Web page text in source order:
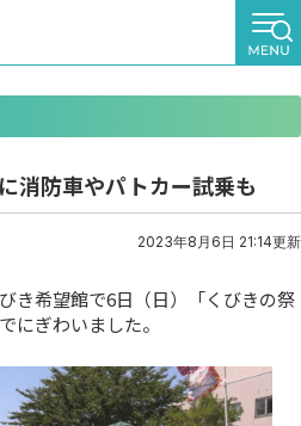
消防車やパトカー試乗も
2023年8月6日 21:14更新
き希望館で6日（日）「くびきの祭
にぎわいました。